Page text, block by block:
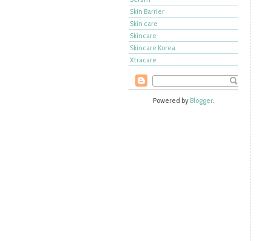
Skin Barrier
Skin care
Skincare
Skincare Korea
Xtracare
Powered by Blogger.